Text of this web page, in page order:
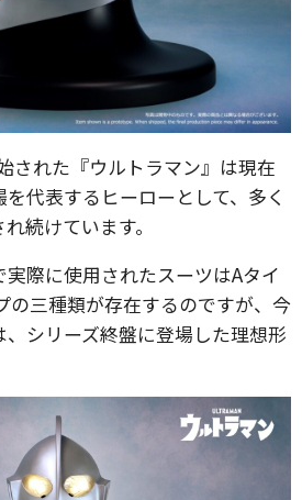
された『ウルトラマン』は現在
代表するヒーローとして、多く
続けています。
際に使用されたスーツはAタイ
の三種類が存在するのですが、今
シリーズ終盤に登場した理想形